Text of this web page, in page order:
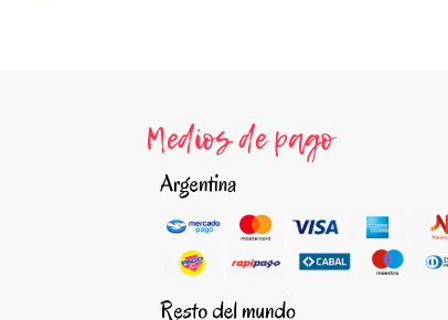
Medios de pago